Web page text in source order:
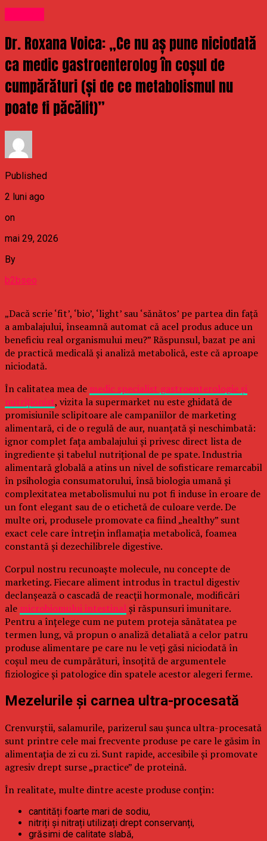
Dr. Roxana Voica: „Ce nu aș pune niciodată
ca medic gastroenterolog în coșul de
cumpărături (și de ce metabolismul nu
poate fi păcălit)”
Published
2 luni ago
on
mai 29, 2026
By
b2bseo
„Dacă scrie ‘fit’, ‘bio’, ‘light’ sau ‘sănătos’ pe partea din față
a ambalajului, înseamnă automat că acel produs aduce un
beneficiu real organismului meu?” Răspunsul, bazat pe ani
de practică medicală și analiză metabolică, este că aproape
niciodată.
În calitatea mea de medic specialist gastroenterologie și
nutriționist, vizita la supermarket nu este ghidată de
promisiunile sclipitoare ale campaniilor de marketing
alimentară, ci de o regulă de aur, nuanțată și neschimbată:
ignor complet fața ambalajului și privesc direct lista de
ingrediente și tabelul nutrițional de pe spate. Industria
alimentară globală a atins un nivel de sofisticare remarcabil
în psihologia consumatorului, însă biologia umană și
complexitatea metabolismului nu pot fi induse în eroare de
un font elegant sau de o etichetă de culoare verde. De
multe ori, produsele promovate ca fiind „healthy” sunt
exact cele care întrețin inflamația metabolică, foamea
constantă și dezechilibrele digestive.
Corpul nostru recunoaște molecule, nu concepte de
marketing. Fiecare aliment introdus în tractul digestiv
declanșează o cascadă de reacții hormonale, modificări
ale microbiomului intestinal și răspunsuri imunitare.
Pentru a înțelege cum ne putem proteja sănătatea pe
termen lung, vă propun o analiză detaliată a celor patru
produse alimentare pe care nu le veți găsi niciodată în
coșul meu de cumpărături, însoțită de argumentele
fiziologice și patologice din spatele acestor alegeri ferme.
Mezelurile și carnea ultra-procesată
Crenvurștii, salamurile, parizerul sau șunca ultra-procesată
sunt printre cele mai frecvente produse pe care le găsim în
alimentația de zi cu zi. Sunt rapide, accesibile și promovate
agresiv drept surse „practice” de proteină.
În realitate, multe dintre aceste produse conțin:
cantități foarte mari de sodiu,
nitriți și nitrați utilizați drept conservanți,
grăsimi de calitate slabă,